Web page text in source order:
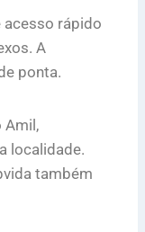
acesso rápido
A
ponta.
Amil,
localidade.
também